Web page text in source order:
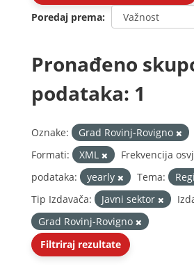
Poredaj prema
Pronađeno
podataka: 1
Oznake: Grad Rovinj-Rovigno
Formati:
XML
Frekvencija
podataka:
yearly Tema:
Tip Izdavača:
Javni sektor
Grad Rovinj-Rovigno
Filtriraj rezultate